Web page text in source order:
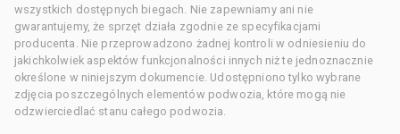
wszystkich dostępnych biegach. Nie zapewniamy ani nie
gwarantujemy, że sprzęt działa zgodnie ze specyfikacjami
producenta. Nie przeprowadzono żadnej kontroli w odniesieniu do
jakichkolwiek aspektów funkcjonalności innych niż te jednoznacznie
określone w niniejszym dokumencie. Udostępniono tylko wybrane
zdjęcia poszczególnych elementów podwozia, które mogą nie
odzwierciedlać stanu całego podwozia.